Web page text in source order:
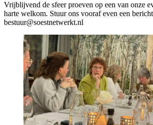
Vrijblijvend de sfeer proeven op een van onze
harte welkom. Stuur ons vooraf even een
bestuur@soestnetwerkt.nl